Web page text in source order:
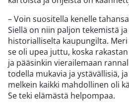
– Voin suositella kenelle
Siellä on niin paljon tekemistä
historialliselta kaupungilta.
se oli upea juttu, koska
ja pääsinkin vierailemaan
todella mukavia ja ystävällisiä,
melkein kaikki mahdollinen oli
Se teki elämästä helpompaa.